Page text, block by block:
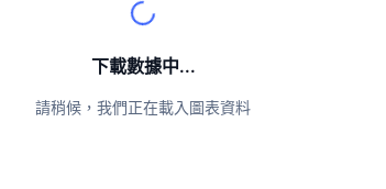
下載數據中...
請稍候，我們正在載入圖表資料